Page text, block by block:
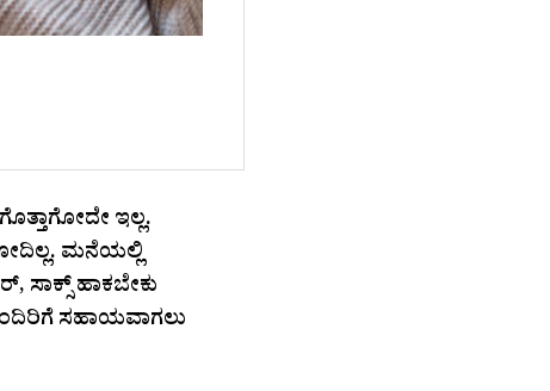
ಇಲ್ಲ.
ಮನೆಯಲ್ಲಿ
ಸಾಕ್ಸ್‌ ಹಾಕಬೇಕು
ಸಹಾಯವಾಗಲು